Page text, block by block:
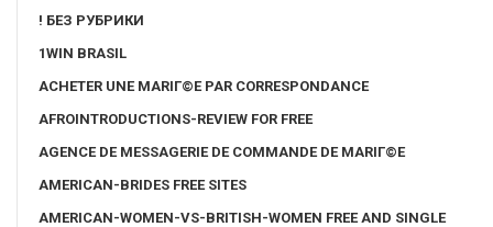
! БЕЗ РУБРИКИ
1WIN BRASIL
ACHETER UNE MARIГ©E PAR CORRESPONDANCE
AFROINTRODUCTIONS-REVIEW FOR FREE
AGENCE DE MESSAGERIE DE COMMANDE DE MARIГ©E
AMERICAN-BRIDES FREE SITES
AMERICAN-WOMEN-VS-BRITISH-WOMEN FREE AND SINGLE